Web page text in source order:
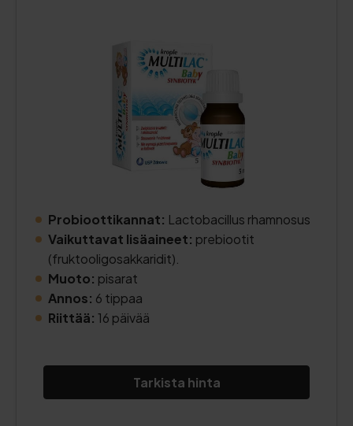
Probioottikannat: Lactobacillus rhamnosus
Vaikuttavat lisäaineet: prebiootit
(fruktooligosakkaridit).
Muoto: pisarat
Annos: 6 tippaa
Riittää: 16 päivää
Tarkista hinta